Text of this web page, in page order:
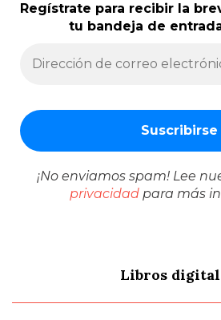
Regístrate para recibir la
tu bandeja de
¡No enviamos spam! Lee
privacidadpara más
Libros